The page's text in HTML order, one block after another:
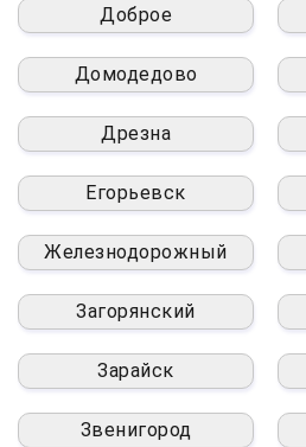
Доброе
Домодедово
Дрезна
Егорьевск
Железнодорожный
Загорянский
Зарайск
Звенигород